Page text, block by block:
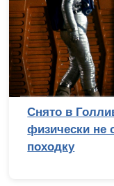
Снято в
физически не
походку